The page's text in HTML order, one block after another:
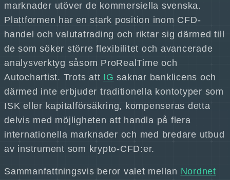
marknader utöver de kommersiella svenska.
Plattformen har en stark position inom CFD-
handel och valutatrading och riktar sig därmed till
de som söker större flexibilitet och avancerade
analysverktyg såsom ProRealTime och
Autochartist. Trots att IG saknar banklicens och
därmed inte erbjuder traditionella kontotyper som
ISK eller kapitalförsäkring, kompenseras detta
delvis med möjligheten att handla på flera
internationella marknader och med bredare utbud
av instrument som krypto-CFD:er.
Sammanfattningsvis beror valet mellan Nordnet